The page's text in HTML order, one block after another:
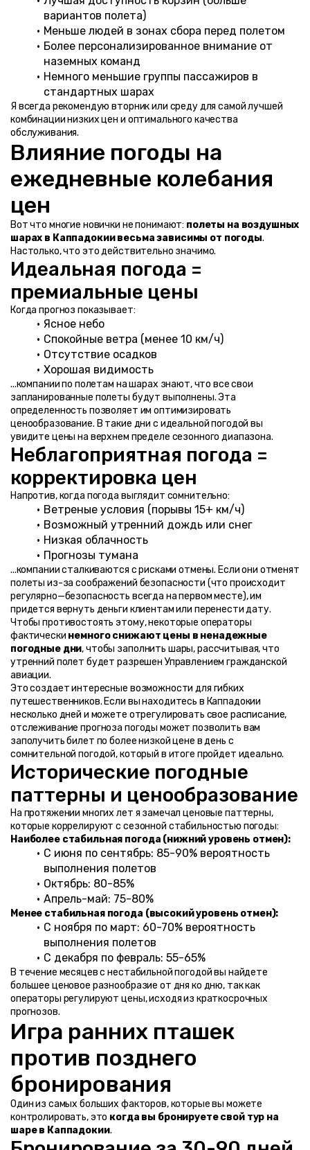
вариантов полета)
Меньше людей в зонах сбора перед полетом
Более персонализированное внимание от
наземных команд
Немного меньшие группы пассажиров в
стандартных шарах
Я всегда рекомендую вторник или среду для самой лучшей
комбинации низких цен и оптимального качества
обслуживания.
Влияние погоды на
ежедневные колебания
цен
Вот что многие новички не понимают: полеты на воздушных
шарах в Каппадокии весьма зависимы от погоды.
Настолько, что это действительно значимо.
Идеальная погода =
премиальные цены
Когда прогноз показывает:
Ясное небо
Спокойные ветра (менее 10 км/ч)
Отсутствие осадков
Хорошая видимость
...компании по полетам на шарах знают, что все свои
запланированные полеты будут выполнены. Эта
определенность позволяет им оптимизировать
ценообразование. В такие дни с идеальной погодой вы
увидите цены на верхнем пределе сезонного диапазона.
Неблагоприятная погода =
корректировка цен
Напротив, когда погода выглядит сомнительно:
Ветреные условия (порывы 15+ км/ч)
Возможный утренний дождь или снег
Низкая облачность
Прогнозы тумана
...компании сталкиваются с рисками отмены. Если они отменят
полеты из-за соображений безопасности (что происходит
регулярно—безопасность всегда на первом месте), им
придется вернуть деньги клиентам или перенести дату.
Чтобы противостоять этому, некоторые операторы
фактически немного снижают цены в ненадежные
погодные дни, чтобы заполнить шары, рассчитывая, что
утренний полет будет разрешен Управлением гражданской
авиации.
Это создает интересные возможности для гибких
путешественников. Если вы находитесь в Каппадокии
несколько дней и можете отрегулировать свое расписание,
отслеживание прогноза погоды может позволить вам
заполучить билет по более низкой цене в день с
сомнительной погодой, который в итоге пройдет идеально.
Исторические погодные
паттерны и ценообразование
На протяжении многих лет я замечал ценовые паттерны,
которые коррелируют с сезонной стабильностью погоды:
Наиболее стабильная погода (нижний уровень отмен):
С июня по сентябрь: 85-90% вероятность
выполнения полетов
Октябрь: 80-85%
Апрель-май: 75-80%
Менее стабильная погода (высокий уровень отмен):
С ноября по март: 60-70% вероятность
выполнения полетов
С декабря по февраль: 55-65%
В течение месяцев с нестабильной погодой вы найдете
большее ценовое разнообразие от дня ко дню, так как
операторы регулируют цены, исходя из краткосрочных
прогнозов.
Игра ранних пташек
против позднего
бронирования
Один из самых больших факторов, которые вы можете
контролировать, это когда вы бронируете свой тур на
шаре в Каппадокии.